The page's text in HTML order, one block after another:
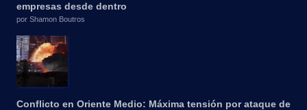
empresas desde dentro
por Shamon Boutros
Conflicto en Oriente Medio: Máxima tensión por ataque de